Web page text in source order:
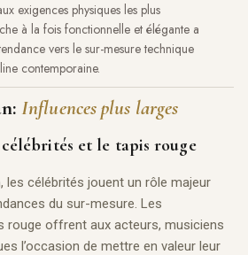
exigences physiques les plus
à la fois fonctionnelle et élégante a
vers le sur-mesure technique
contemporaine.
Influences plus larges
et le tapis rouge
les célébrités jouent un rôle majeur
du sur-mesure. Les
rouge offrent aux acteurs, musiciens
l’occasion de mettre en valeur leur